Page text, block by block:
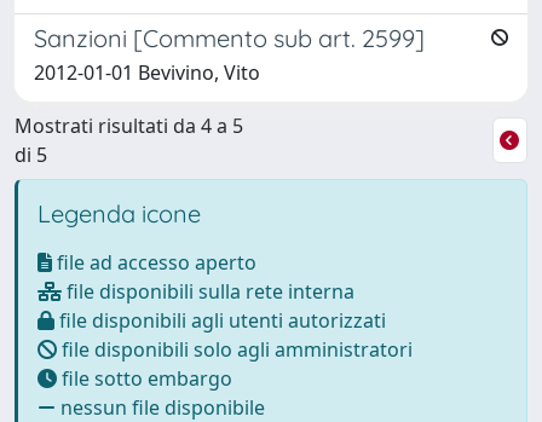
Sanzioni [Commento sub art. 2599]
2012-01-01 Bevivino, Vito
Mostrati risultati da 4 a 5
di 5
Legenda icone
file ad accesso aperto
file disponibili sulla rete interna
file disponibili agli utenti autorizzati
file disponibili solo agli amministratori
file sotto embargo
nessun file disponibile